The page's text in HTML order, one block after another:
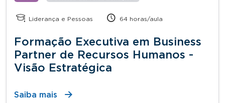
Liderança e Pessoas 64 horas/aula
Formação Executiva em Business
Partner de Recursos Humanos -
Visão Estratégica
Saiba mais